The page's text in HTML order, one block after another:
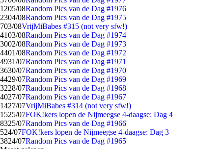
1205/08Random Pics van de Dag #1976
2304/08Random Pics van de Dag #1975
703/08VrijMiBabes #315 (not very sfw!)
4103/08Random Pics van de Dag #1974
3002/08Random Pics van de Dag #1973
4401/08Random Pics van de Dag #1972
4931/07Random Pics van de Dag #1971
3630/07Random Pics van de Dag #1970
4429/07Random Pics van de Dag #1969
3228/07Random Pics van de Dag #1968
4027/07Random Pics van de Dag #1967
1427/07VrijMiBabes #314 (not very sfw!)
1525/07FOK!kers lopen de Nijmeegse 4-daagse: Dag 4
8325/07Random Pics van de Dag #1966
524/07FOK!kers lopen de Nijmeegse 4-daagse: Dag 3
3824/07Random Pics van de Dag #1965